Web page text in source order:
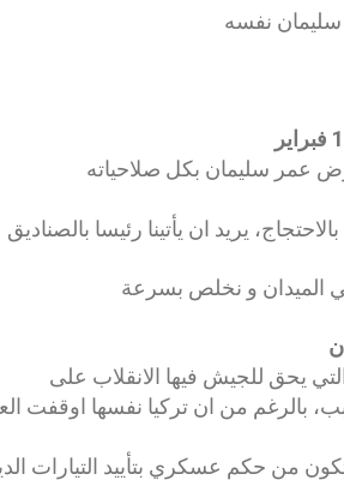
نفسه
يريد ان يأتينا رئيسا بالصناديق
الميدان و نخلص بسرعة
يحق للجيش فيها الانقلاب على
بالرغم من ان تركيا نفسها اوقفت
من حكم عسكري بتأييد التيارات